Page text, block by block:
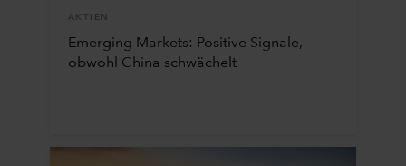
AKTIEN
Emerging Markets: Positive Signale,
obwohl China schwächelt